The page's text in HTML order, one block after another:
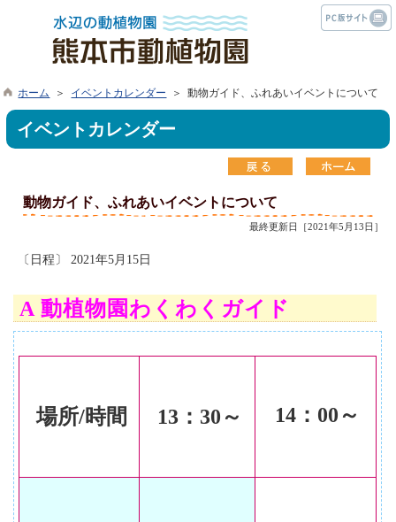
ホーム ＞ イベントカレンダー ＞ 動物ガイド、ふれあいイベントについて
イベントカレンダー
動物ガイド、ふれあいイベントについて
最終更新日［2021年5月13日］
〔日程〕 2021年5月15日
A 動植物園わくわくガイド
場所/時間 13 ：30～ 14 ：00～